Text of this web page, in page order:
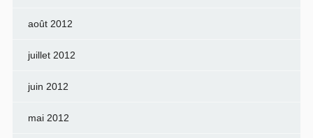
août 2012
juillet 2012
juin 2012
mai 2012